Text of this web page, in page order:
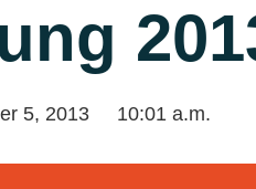
5, 2013 10:01 a.m.